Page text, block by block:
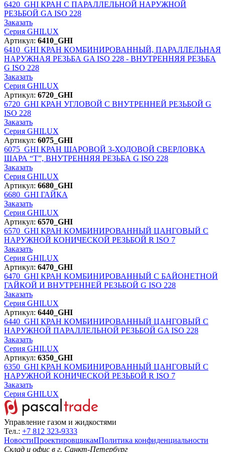
6420_GHI КРАН С ПАРАЛЛЕЛЬНОЙ НАРУЖНОЙ
РЕЗЬБОЙ GA ISO 228
Заказать
Серия GHILUX
Артикул: 6410_GHI
6410_GHI КРАН КОМБИНИРОВАННЫЙ, ПАРАЛЛЕЛЬНАЯ
НАРУЖНАЯ РЕЗЬБА GA ISO 228 - ВНУТРЕННЯЯ РЕЗЬБА
G ISO 228
Заказать
Серия GHILUX
Артикул: 6720_GHI
6720_GHI КРАН УГЛОВОЙ С ВНУТРЕННЕЙ РЕЗЬБОЙ G
ISO 228
Заказать
Серия GHILUX
Артикул: 6075_GHI
6075_GHI КРАН ШАРОВОЙ 3-ХОДОВОЙ СВЕРЛОВКА
ШАРА “T”, ВНУТРЕННЯЯ РЕЗЬБА G ISO 228
Заказать
Серия GHILUX
Артикул: 6680_GHI
6680_GHI ГАЙКА
Заказать
Серия GHILUX
Артикул: 6570_GHI
6570_GHI КРАН КОМБИНИРОВАННЫЙ ЦАНГОВЫЙ С
НАРУЖНОЙ КОНИЧЕСКОЙ РЕЗЬБОЙ R ISO 7
Заказать
Серия GHILUX
Артикул: 6470_GHI
6470_GHI КРАН КОМБИНИРОВАННЫЙ С БАЙОНЕТНОЙ
ГАЙКОЙ И ВНУТРЕННЕЙ РЕЗЬБОЙ G ISO 228
Заказать
Серия GHILUX
Артикул: 6440_GHI
6440_GHI КРАН КОМБИНИРОВАННЫЙ ЦАНГОВЫЙ С
НАРУЖНОЙ ПАРАЛЛЕЛЬНОЙ РЕЗЬБОЙ GA ISO 228
Заказать
Серия GHILUX
Артикул: 6350_GHI
6350_GHI КРАН КОМБИНИРОВАННЫЙ ЦАНГОВЫЙ С
НАРУЖНОЙ КОНИЧЕСКОЙ РЕЗЬБОЙ R ISO 7
Заказать
Серия GHILUX
Управление газом и жидкостями
Тел.: +7 812 323-9333
НовостиПроектировщикамПолитика конфиденциальности
Склад и офис в г. Санкт-Петербург